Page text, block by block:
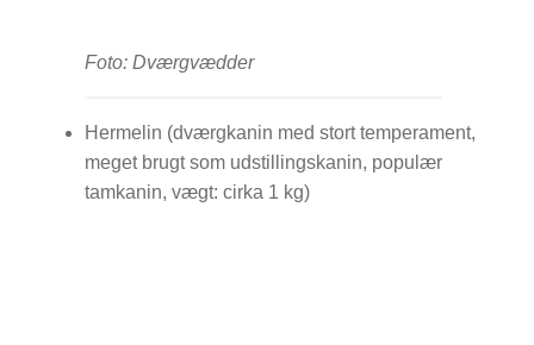
Foto: Dværgvædder
Hermelin (dværgkanin med stort temperament,
meget brugt som udstillingskanin, populær
tamkanin, vægt: cirka 1 kg)